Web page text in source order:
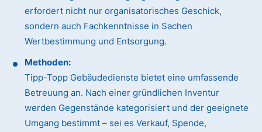
erfordert nicht nur organisatorisches Geschick,
sondern auch Fachkenntnisse in Sachen
Wertbestimmung und Entsorgung.
Methoden:
Tipp-Topp Gebäudedienste bietet eine umfassende
Betreuung an. Nach einer gründlichen Inventur
werden Gegenstände kategorisiert und der geeignete
Umgang bestimmt – sei es Verkauf, Spende,